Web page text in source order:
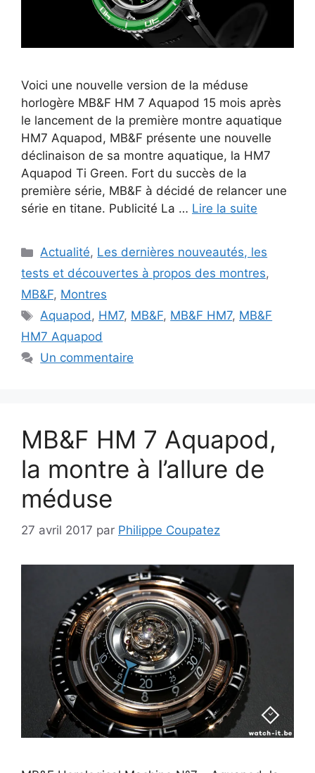
Voici une nouvelle version de la méduse
horlogère MB&F HM 7 Aquapod 15 mois après
le lancement de la première montre aquatique
HM7 Aquapod, MB&F présente une nouvelle
déclinaison de sa montre aquatique, la HM7
Aquapod Ti Green. Fort du succès de la
première série, MB&F à décidé de relancer une
série en titane. Publicité La … Lire la suite
Catégories
Actualité, Les dernières nouveautés, les
tests et découvertes à propos des montres,
MB&F, Montres
Étiquettes
Aquapod, HM7, MB&F, MB&F HM7, MB&F
HM7 Aquapod
Un commentaire
MB&F HM 7 Aquapod,
la montre à l’allure de
méduse
27 avril 2017 par Philippe Coupatez